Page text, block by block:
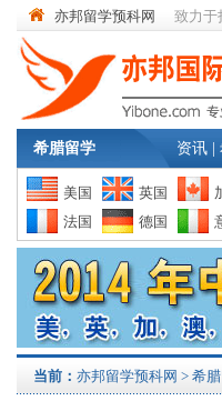
亦邦留学预科网 致力于
希腊留学 资讯
美国 英国
法国
德国
当前： 亦邦留学预科网 > 希